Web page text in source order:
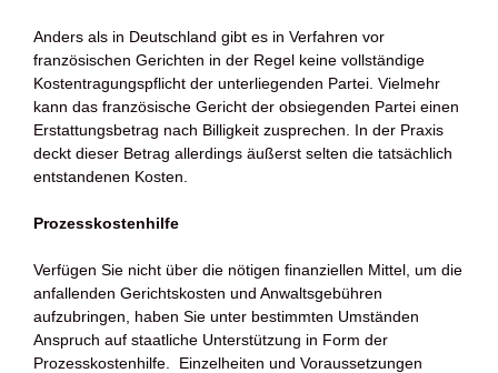
Anders als in Deutschland gibt es in Verfahren vor
französischen Gerichten in der Regel keine vollständige
Kostentragungspflicht der unterliegenden Partei. Vielmehr
kann das französische Gericht der obsiegenden Partei einen
Erstattungsbetrag nach Billigkeit zusprechen. In der Praxis
deckt dieser Betrag allerdings äußerst selten die tatsächlich
entstandenen Kosten.
Prozesskostenhilfe
Verfügen Sie nicht über die nötigen finanziellen Mittel, um die
anfallenden Gerichtskosten und Anwaltsgebühren
aufzubringen, haben Sie unter bestimmten Umständen
Anspruch auf staatliche Unterstützung in Form der
Prozesskostenhilfe. Einzelheiten und Voraussetzungen